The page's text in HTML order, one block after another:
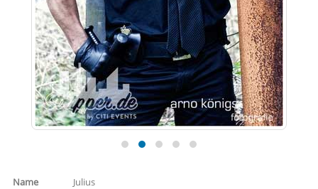
Name
Julius